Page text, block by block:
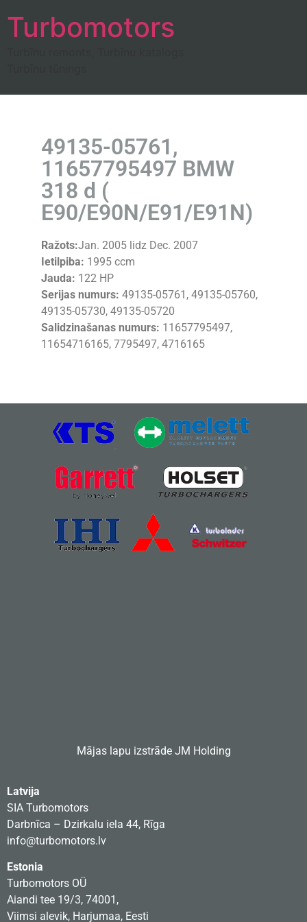
Turbomotors
49135-05761,
11657795497 BMW
318 d (
E90/E90N/E91/E91N)
Ražots:Jan. 2005 lidz Dec. 2007
Ietilpiba: 1995 ccm
Jauda: 122 HP
Serijas numurs: 49135-05761, 49135-05760,
49135-05730, 49135-05720
Salidzinašanas numurs: 11657795497,
11654716165, 7795497, 4716165
Mājas lapu izstrādeJM Holding
Latvija
SIA Turbomotors
Darbnīca – Dzirkalu iela 44, Rīga
info@turbomotors.lv
Estonia
Turbomotors OÜ
Aiandi tee 19/3, 74001,
Viimsi alevik, Harjumaa, Eesti